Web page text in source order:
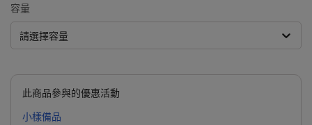
容量
請選擇容量
此商品參與的優惠活動
小樣備品